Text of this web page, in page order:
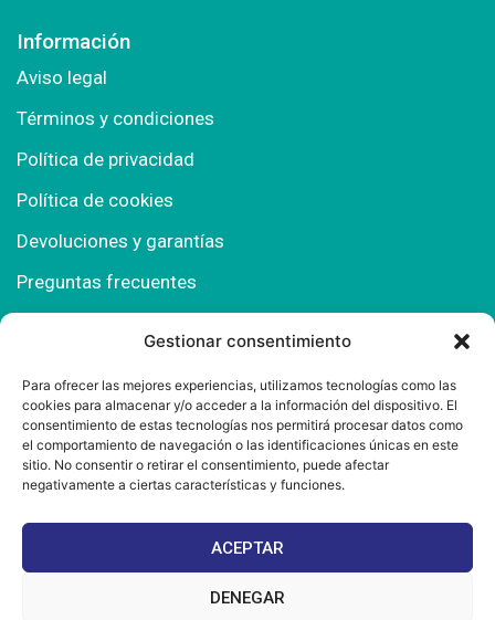
Gestionar consentimiento
Para ofrecer las mejores experiencias, utilizamos tecnologías como las
cookies para almacenar y/o acceder a la información del dispositivo. El
consentimiento de estas tecnologías nos permitirá procesar datos como
el comportamiento de navegación o las identificaciones únicas en este
sitio. No consentir o retirar el consentimiento, puede afectar
negativamente a ciertas características y funciones.
ACEPTAR
DENEGAR
Información
Aviso legal
Términos y condiciones
Política de privacidad
Política de cookies
Devoluciones y garantías
Preguntas frecuentes
Polígono Comercial Urbisur (Cita previa) 11130
Chiclana de la Fra. (Cádiz)
667 457 908
info@mantonesdelsur.com
mantonesdelsur@gmail.com